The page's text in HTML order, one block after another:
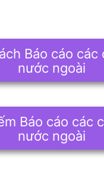
Báo cáo các
nước ngoài
Báo cáo các
nước ngoài